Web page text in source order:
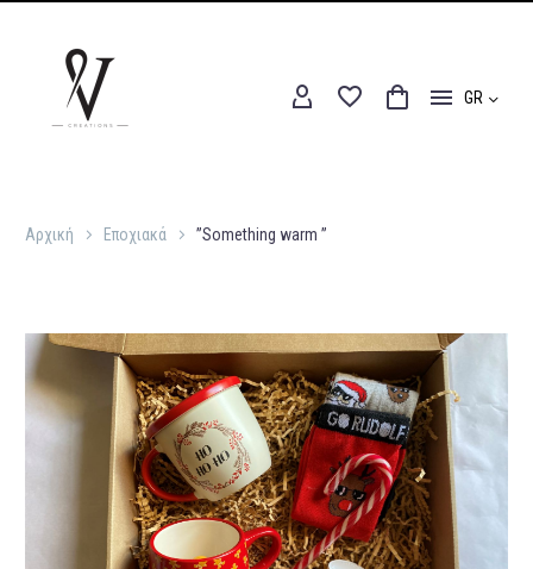
GR
Αρχική Εποχιακά ”Something warm ”